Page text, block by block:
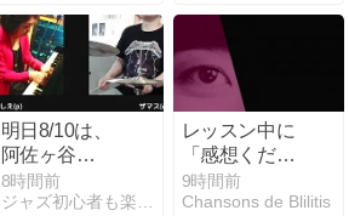
明日8/10は、
阿佐ヶ谷
「天」セッシ
ョン
8時間前
レッスン中に
「感想くださ
い！」と聞く
理由｜トリル
9時間前
Chansons de Blilitis